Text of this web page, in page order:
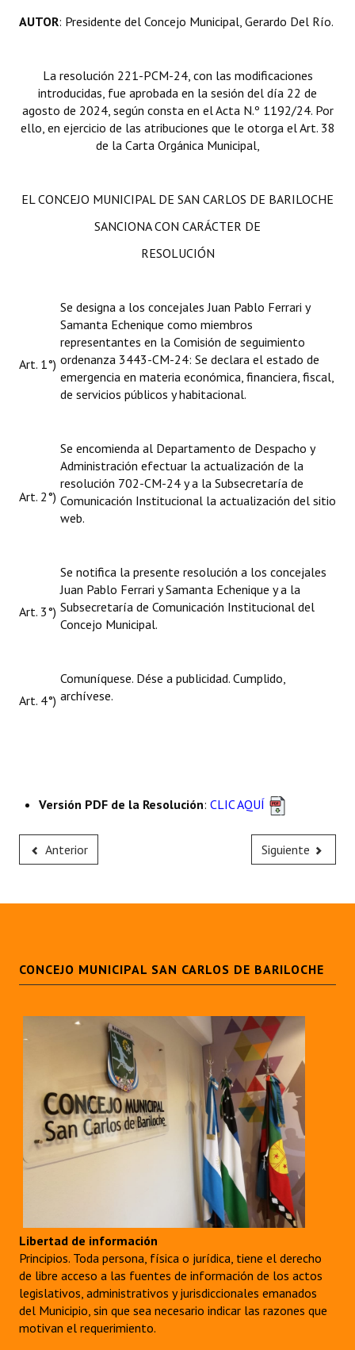
Datos Históricos
Premio al Mérito - Registro
Audiencias Públicas - Registro
Periodistas Decanos - Registro
Ciudadano Ilustre - Registro
Huéspedes de Honor - Registro
Antiguos Pobladores - Registro
Reconocimientos - Registro
Bariloche, Municipio intercultural
REFORMA DE LA CARTA ORGÁNICA
AUTOR: Presidente del Concejo Municipal, Gerardo Del Río.
La resolución 221-PCM-24, con las modificaciones
introducidas, fue aprobada en la sesión del día 22 de
agosto de 2024, según consta en el Acta N.º 1192/24. Por
ello, en ejercicio de las atribuciones que le otorga el Art. 38
de la Carta Orgánica Municipal,
EL CONCEJO MUNICIPAL DE SAN CARLOS DE BARILOCHE
SANCIONA CON CARÁCTER DE
RESOLUCIÓN
Art. 1°)
Se designa a los concejales Juan Pablo Ferrari y
Samanta Echenique como miembros
representantes en la Comisión de seguimiento
ordenanza 3443-CM-24: Se declara el estado de
emergencia en materia económica, financiera, fiscal,
de servicios públicos y habitacional.
Art. 2°)
Se encomienda al Departamento de Despacho y
Administración efectuar la actualización de la
resolución 702-CM-24 y a la Subsecretaría de
Comunicación Institucional la actualización del sitio
web.
Art. 3°)
Se notifica la presente resolución a los concejales
Juan Pablo Ferrari y Samanta Echenique y a la
Subsecretaría de Comunicación Institucional del
Concejo Municipal.
Art. 4°)
Comuníquese. Dése a publicidad. Cumplido,
archívese.
Versión PDF de la Resolución: CLIC AQUÍ
Anterior Siguiente
CONCEJO MUNICIPAL SAN CARLOS DE BARILOCHE
Libertad de información
Principios. Toda persona, física o jurídica, tiene el derecho
de libre acceso a las fuentes de información de los actos
legislativos, administrativos y jurisdiccionales emanados
del Municipio, sin que sea necesario indicar las razones que
motivan el requerimiento.